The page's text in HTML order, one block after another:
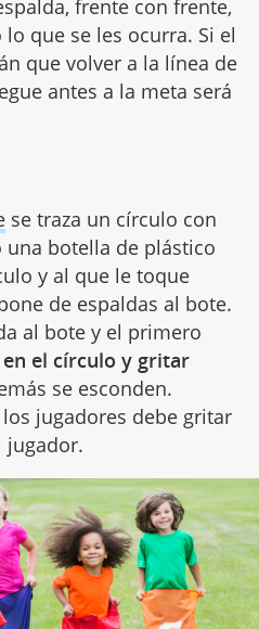
frente con frente,
que se les ocurra. Si el
que volver a la línea de
antes a la meta será
se traza un círculo con
una botella de plástico
y al que le toque
de espaldas al bote.
al bote y el primero
el círculo y gritar
se esconden.
jugadores debe gritar
jugador.